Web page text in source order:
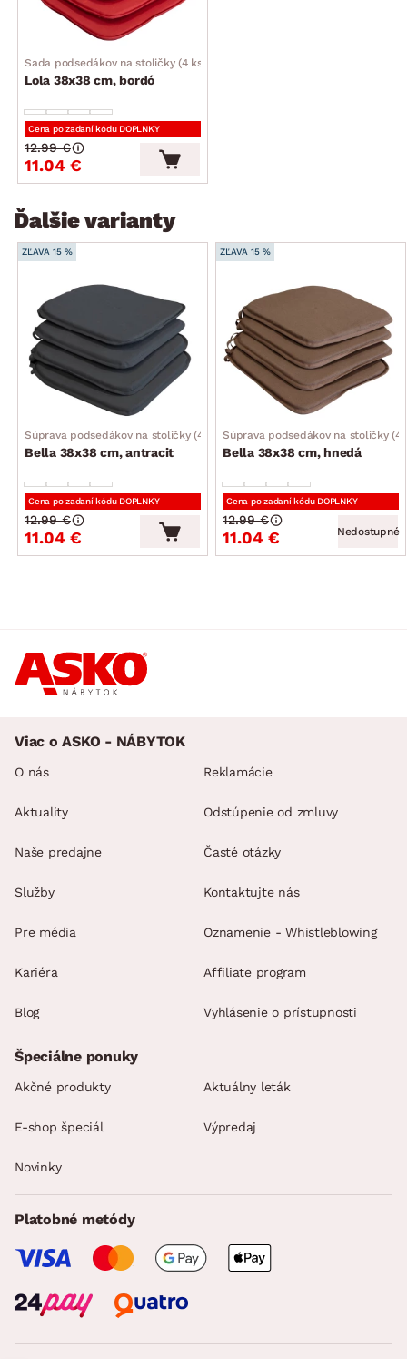
Sada podsedákov na stoličky (4 ks)
Lola 38x38 cm, bordó
Cena po zadaní kódu DOPLNKY
11.04 €
12.99 €
Ďalšie varianty
ZĽAVA 15 %
Súprava podsedákov na stoličky (4 ks)
Bella 38x38 cm, antracit
Cena po zadaní kódu DOPLNKY
11.04 €
12.99 €
ZĽAVA 15 %
Súprava podsedákov na stoličky (4
Bella 38x38 cm, hnedá
Cena po zadaní kódu DOPLNKY
11.04 €
12.99 €
Nedostupné
Viac o ASKO - NÁBYTOK
O nás
Aktuality
Naše predajne
Služby
Pre média
Kariéra
Blog
Reklamácie
Odstúpenie od zmluvy
Časté otázky
Kontaktujte nás
Oznamenie - Whistleblowing
Affiliate program
Vyhlásenie o prístupnosti
Špeciálne ponuky
Akčné produkty Aktuálny leták
E-shop špeciál Výpredaj
Novinky
Platobné metódy